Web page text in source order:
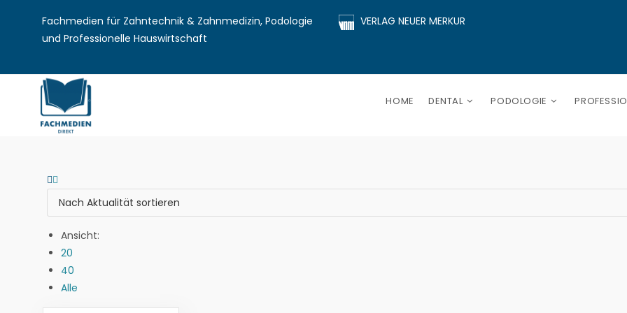
Fachmedien für Zahntechnik & Zahnmedizin, Podologie
und Professionelle Hauswirtschaft
VERLAG NEUER MERKUR
HOME DENTAL PODOLOGIE
Ansicht:
20
40
Alle